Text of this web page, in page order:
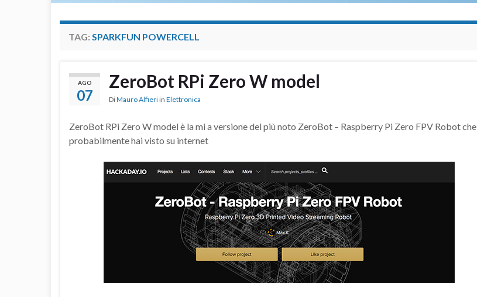
TAG: SPARKFUN POWERCELL
AGO
07
ZeroBot RPi Zero W model
DiMauro Alfieri in Elettronica
ZeroBot RPi Zero W model è la mi a versione del più noto ZeroBot – Raspberry Pi Zero FPV Robot che
probabilmente hai visto su internet